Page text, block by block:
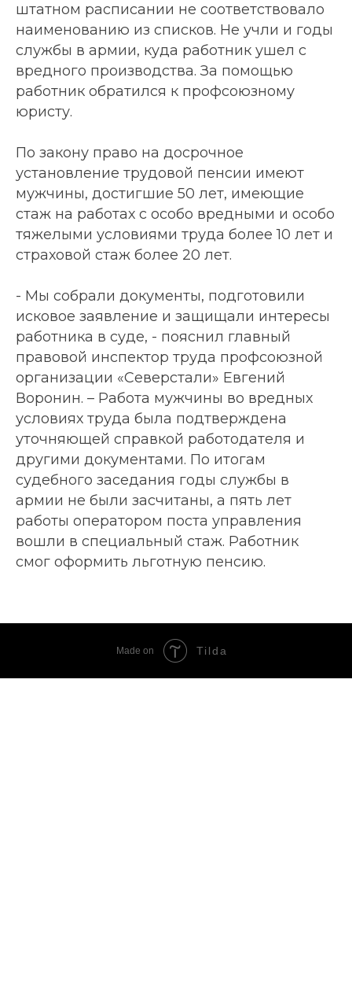
штатном расписании не соответствовало
наименованию из списков. Не учли и годы
службы в армии, куда работник ушел с
вредного производства. За помощью
работник обратился к профсоюзному
юристу.
По закону право на досрочное
установление трудовой пенсии имеют
мужчины, достигшие 50 лет, имеющие
стаж на работах с особо вредными и особо
тяжелыми условиями труда более 10 лет и
страховой стаж более 20 лет.
- Мы собрали документы, подготовили
исковое заявление и защищали интересы
работника в суде, - пояснил главный
правовой инспектор труда профсоюзной
организации «Северстали» Евгений
Воронин. – Работа мужчины во вредных
условиях труда была подтверждена
уточняющей справкой работодателя и
другими документами. По итогам
судебного заседания годы службы в
армии не были засчитаны, а пять лет
работы оператором поста управления
вошли в специальный стаж. Работник
смог оформить льготную пенсию.
Made on Tilda